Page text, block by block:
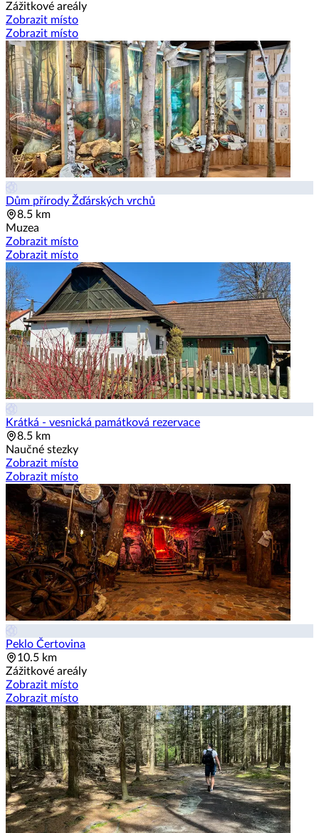
Zážitkové areály
Zobrazit místo
Zobrazit místo
Dům přírody Žďárských vrchů
8.5 km
Muzea
Zobrazit místo
Zobrazit místo
Krátká - vesnická památková rezervace
8.5 km
Naučné stezky
Zobrazit místo
Zobrazit místo
Peklo Čertovina
10.5 km
Zážitkové areály
Zobrazit místo
Zobrazit místo